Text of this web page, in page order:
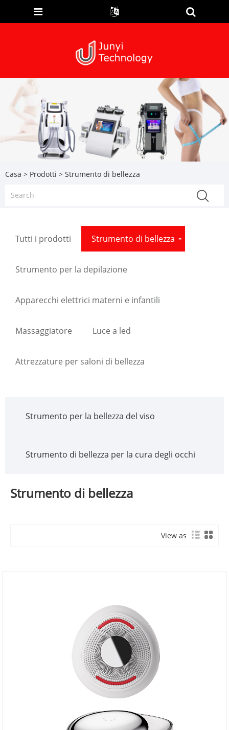
Casa > Prodotti > Strumento di bellezza
Tutti i prodotti Strumento di bellezza
Strumento per la depilazione
Apparecchi elettrici materni e infantili
Massaggiatore Luce a led
Attrezzature per saloni di bellezza
Strumento per la bellezza del viso
Strumento di bellezza per la cura degli occhi
Strumento di bellezza
View as